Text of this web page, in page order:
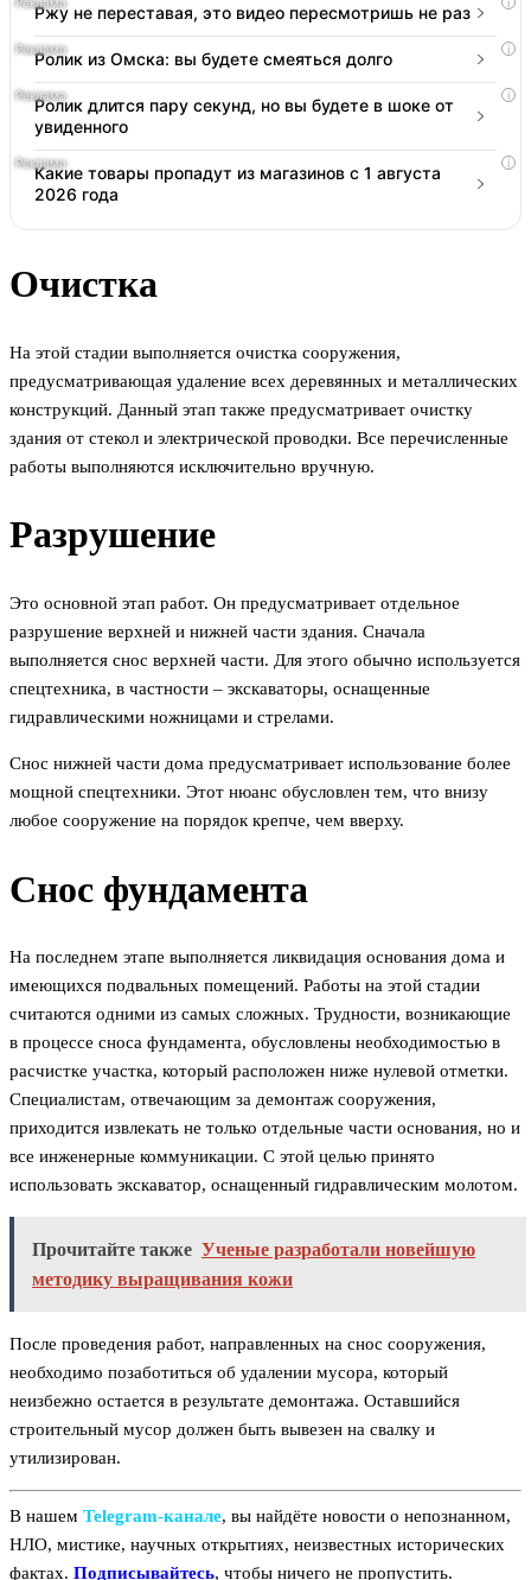
Ржу не переставая, это видео пересмотришь не раз
i
Ролик из Омска: вы будете смеяться долго
i
Ролик длится пару секунд, но вы будете в шоке от
увиденного
i
Какие товары пропадут из магазинов с 1 августа
2026 года
Очистка
На этой стадии выполняется очистка сооружения,
предусматривающая удаление всех деревянных и металлических
конструкций. Данный этап также предусматривает очистку
здания от стекол и электрической проводки. Все перечисленные
работы выполняются исключительно вручную.
Разрушение
Это основной этап работ. Он предусматривает отдельное
разрушение верхней и нижней части здания. Сначала
выполняется снос верхней части. Для этого обычно используется
спецтехника, в частности – экскаваторы, оснащенные
гидравлическими ножницами и стрелами.
Снос нижней части дома предусматривает использование более
мощной спецтехники. Этот нюанс обусловлен тем, что внизу
любое сооружение на порядок крепче, чем вверху.
Снос фундамента
На последнем этапе выполняется ликвидация основания дома и
имеющихся подвальных помещений. Работы на этой стадии
считаются одними из самых сложных. Трудности, возникающие
в процессе сноса фундамента, обусловлены необходимостью в
расчистке участка, который расположен ниже нулевой отметки.
Специалистам, отвечающим за демонтаж сооружения,
приходится извлекать не только отдельные части основания, но и
все инженерные коммуникации. С этой целью принято
использовать экскаватор, оснащенный гидравлическим молотом.
Прочитайте также Ученые разработали новейшую
методику выращивания кожи
После проведения работ, направленных на снос сооружения,
необходимо позаботиться об удалении мусора, который
неизбежно остается в результате демонтажа. Оставшийся
строительный мусор должен быть вывезен на свалку и
утилизирован.
В нашем Telegram‑канале, вы найдёте новости о непознанном,
НЛО, мистике, научных открытиях, неизвестных исторических
фактах. Подписывайтесь, чтобы ничего не пропустить.